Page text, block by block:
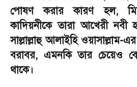
পোষণ করার কারণ হল,
কাদিয়নীকে তারা আখেরী নবী
সাল্লাল্লাহু আলাইহি
বরাবর, এমনকি তার চেয়েও
থাকে।